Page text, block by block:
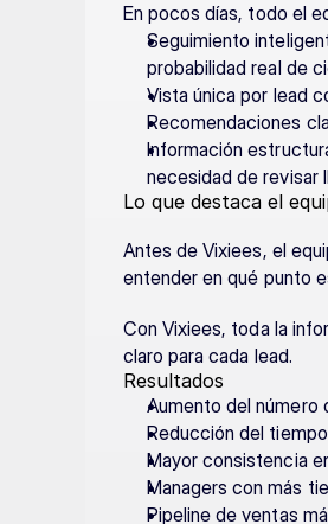
En pocos días, todo el
Seguimiento
probabilidad real de
Vista única por lead
Recomendaciones
Información
necesidad de revisar
Lo que destaca el
Antes de Vixiees, el
entender en qué punto
Con Vixiees, toda la
claro para cada lead.
Resultados
Aumento del número
Reducción del
Mayor consistencia
Managers con más
Pipeline de ventas